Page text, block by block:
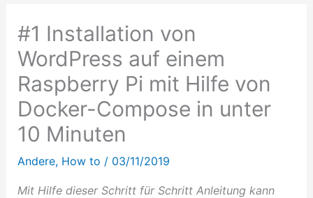
#1 Installation von
WordPress auf einem
Raspberry Pi mit Hilfe von
Docker-Compose in unter
10 Minuten
Andere, How to / 03/11/2019
Mit Hilfe dieser Schritt für Schritt Anleitung kann